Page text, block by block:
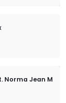
Norma Jean